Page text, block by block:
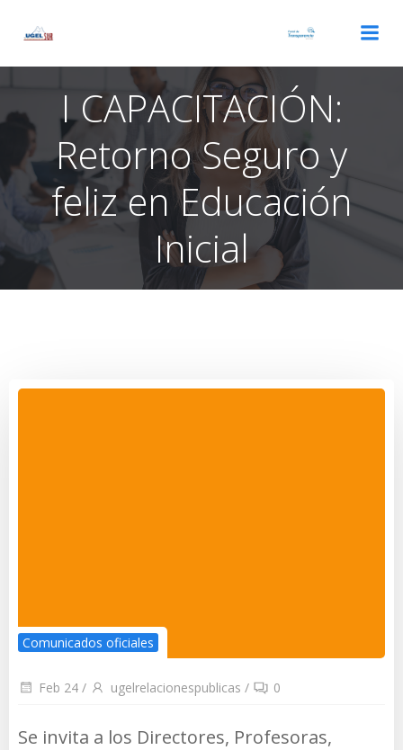
I CAPACITACIÓN:
Retorno Seguro y
feliz en Educación
Inicial
Comunicados oficiales
Feb 24 / ugelrelacionespublicas / 0
Se invita a los Directores, Profesoras,